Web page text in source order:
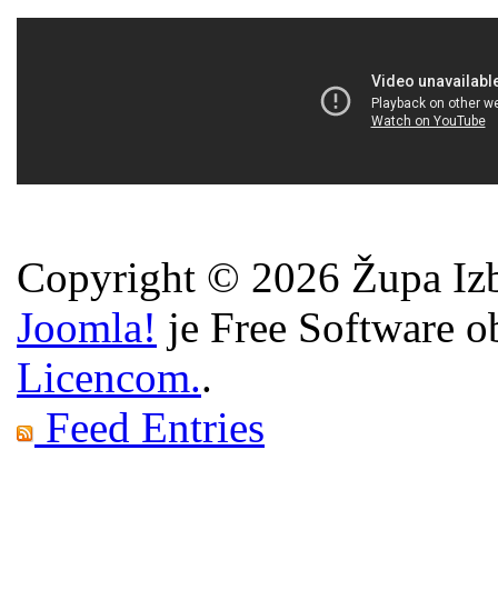
Copyright © 2026 Župa
Joomla! je Free Software
Licencom..
Feed Entries